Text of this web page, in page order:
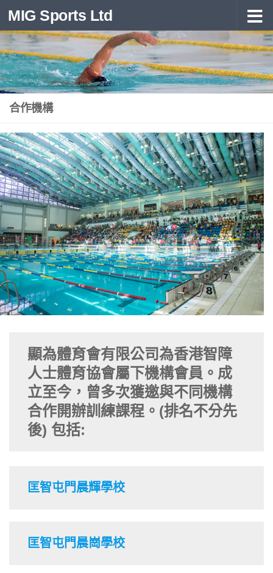
Skip to content
MIG Sports Ltd
合作機構
顯為體育會有限公司為香港智障
人士體育協會屬下機構會員。成
立至今，曾多次獲邀與不同機構
合作開辦訓練課程。 (排名不分先
後) 包括:
匡智屯門晨輝學校
匡智屯門晨崗學校